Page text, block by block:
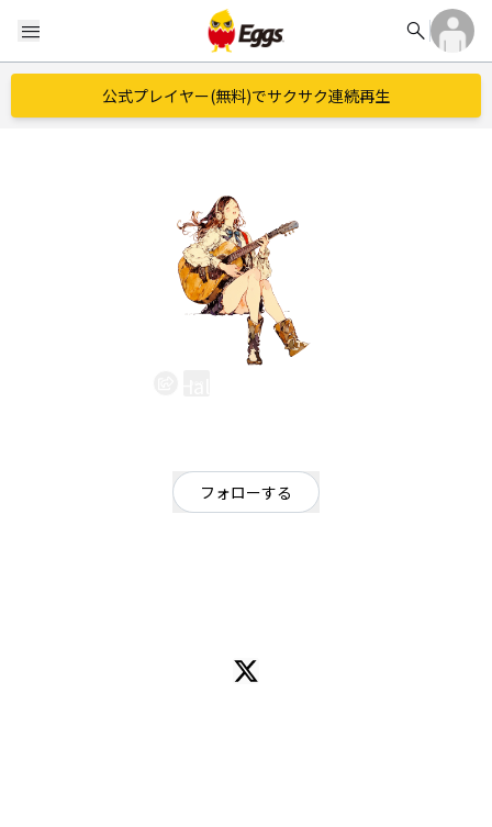
menu search
公式プレイヤー(無料)でサクサク連続再生
フォローする